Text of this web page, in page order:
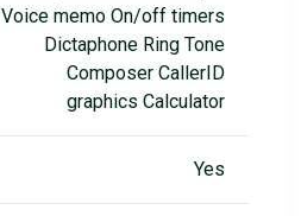
Voice memo On/off timers
Dictaphone Ring Tone
Composer CallerID
graphics Calculator
Yes